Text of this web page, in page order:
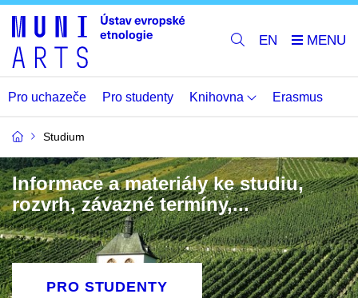
EN
Pro uchazeče Pro studenty Knihovna Erasmus
Studium
Informace a materiály ke studiu,
rozvrh, závazné termíny,...
PRO STUDENTY